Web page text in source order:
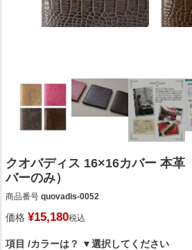
クオバディス 16×16カバー 本革
バーのみ）
商品番号 quovadis-0052
価格 ¥15,180税込
項目 カラーは？